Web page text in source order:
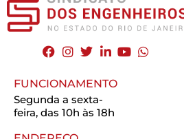
FUNCIONAMENTO
Segunda a sexta-
feira, das 10h às 18h